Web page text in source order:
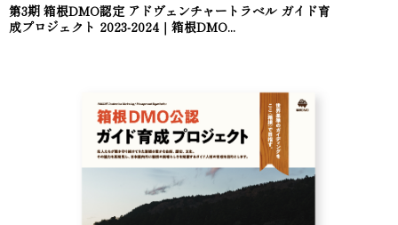
第3期 箱根DMO認定 アドヴェンチャートラベル ガイド育
成プロジェクト 2023-2024｜箱根DMO...